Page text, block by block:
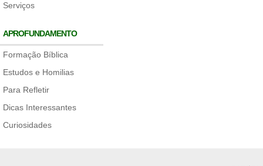
Serviços
APROFUNDAMENTO
Formação Bíblica
Estudos e Homilias
Para Refletir
Dicas Interessantes
Curiosidades